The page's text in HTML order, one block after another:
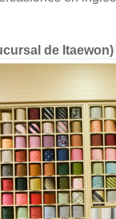
de Itaewon)